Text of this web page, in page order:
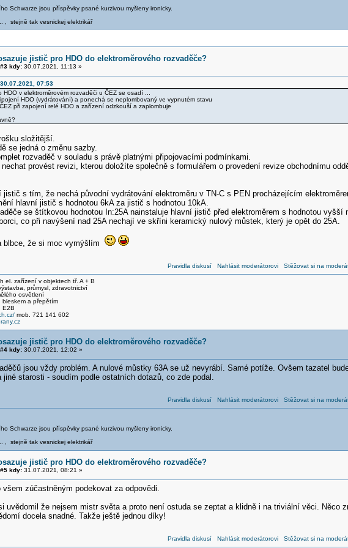
Schwarze jsou příspěvky psané kurzivou myšleny ironicky.
, stejně tak vesnickej elektrikář
jistič pro HDO do elektroměrového rozvaděče?
kdy:30.07.2021, 11:13 »
07:53
HDO v elektroměrovém rozvaděči u ČEZ se osadí ...
HDO (vydrátování) a ponechá se neplombovaný ve vypnutém stavu
při zapojení relé HDO a zařízení odzkouší a zaplombuje
složitější.
se jedná o změnu sazby.
rozvaděč v souladu s právě platnými připojovacími podmínkami.
provést revizi, kterou doložíte společně s formulářem o provedení revize obchodnímu
jistič s tím, že nechá původní vydrátování elektroměru v TN-C s PEN procházejícím
hlavní jistič s hodnotou 6kA za jistič s hodnotou 10kA.
se štítkovou hodnotou In:25A nainstaluje hlavní jistič před elektroměrem s hodnotou vyšší
co při navýšení nad 25A nechají ve skříni keramický nulový můstek, který je opět do 25A.
blbce, že si moc vymýšlím
Pravidla diskusí Nahlásit moderátorovi Stěžovat si na
el. zařízení v objektech tř. A + B
průmysl, zdravotnictví
osvětlení
bleskem a přepětím
E2B
mob. 721 141 602
jistič pro HDO do elektroměrového rozvaděče?
kdy:30.07.2021, 12:02 »
jsou vždy problém. A nulové můstky 63A se už nevyrábí. Samé potíže. Ovšem tazatel
starosti - soudím podle ostatních dotazů, co zde podal.
Pravidla diskusí Nahlásit moderátorovi Stěžovat si na
Schwarze jsou příspěvky psané kurzivou myšleny ironicky.
, stejně tak vesnickej elektrikář
jistič pro HDO do elektroměrového rozvaděče?
kdy:31.07.2021, 08:21 »
zúčastněným podekovat za odpovědi.
uvědomil že nejsem mistr světa a proto není ostuda se zeptat a klidně i na triviální věci. Něco
docela snadné. Takže ještě jednou díky!
Pravidla diskusí Nahlásit moderátorovi Stěžovat si na